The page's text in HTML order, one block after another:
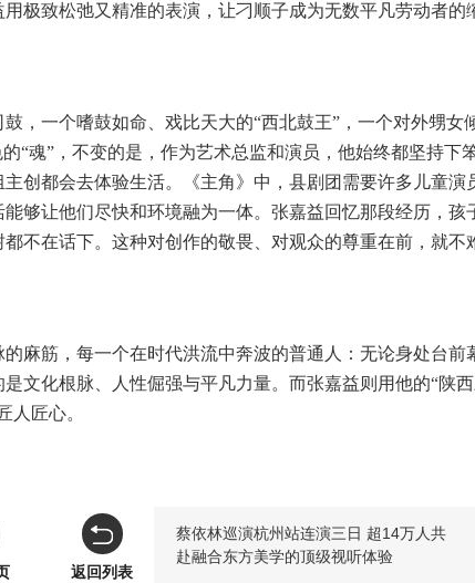
极致松弛又精准的表演，让刁顺子成为无数平凡劳动者的
，一个嗜鼓如命、 戏比天大的“西北鼓王” ， 一个对外甥女
“魂”，不变的是，作为艺术总监和演员，他始终都坚持下
创都会去体验生活。《主角》中，县剧团需要许多儿童演
够让他们尽快和环境融为一体。张嘉益回忆那段经历，孩
不在话下。这种对创作的敬畏、对观众的尊重在前，就不
的麻筋 ， 每一个在时代洪流中奔波的普通人：无论身处台前
文化根脉、人性倔强与平凡力量。而张嘉益则用他的“陕
人匠心。
蔡依林巡演杭州站连演三日 超14万人共
赴融合东方美学的顶级视听体验
返回列表